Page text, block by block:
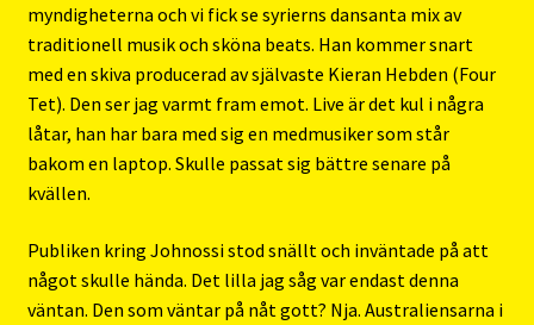
myndigheterna och vi fick se syrierns dansanta mix av
traditionell musik och sköna beats. Han kommer snart
med en skiva producerad av självaste Kieran Hebden (Four
Tet). Den ser jag varmt fram emot. Live är det kul i några
låtar, han har bara med sig en medmusiker som står
bakom en laptop. Skulle passat sig bättre senare på
kvällen.
Publiken kring Johnossi stod snällt och inväntade på att
något skulle hända. Det lilla jag såg var endast denna
väntan. Den som väntar på nåt gott? Nja. Australiensarna i